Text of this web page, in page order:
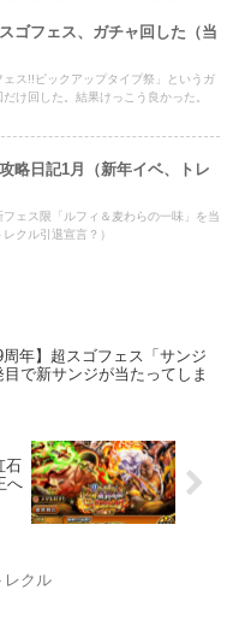
ゴフェス、ガチャ回した（当
ェス!!ピックアップタイプ祭」というガ
け回した。結果けっこう良かった。
略日記1月（新年イベ、トレ
ェス限「ルフィ＆麦わらの一味」を当
クル引退宣言？）
周年】超スゴフェス「サンジ
で新サンジが当たってしま
石
へ
レクル